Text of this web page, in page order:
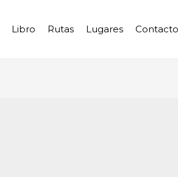
Libro Rutas Lugares Contacto